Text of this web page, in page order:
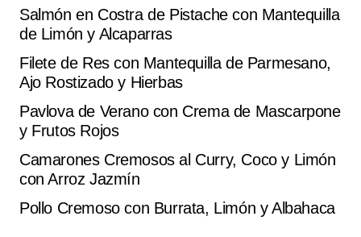
Salmón en Costra de Pistache con Mantequilla
de Limón y Alcaparras
Filete de Res con Mantequilla de Parmesano,
Ajo Rostizado y Hierbas
Pavlova de Verano con Crema de Mascarpone
y Frutos Rojos
Camarones Cremosos al Curry, Coco y Limón
con Arroz Jazmín
Pollo Cremoso con Burrata, Limón y Albahaca